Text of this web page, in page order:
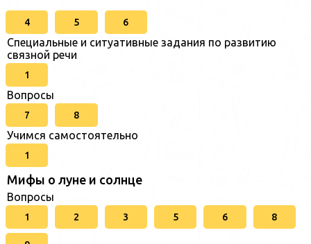
4 5 6
Специальные и ситуативные задания по развитию
связной речи
1
Вопросы
7 8
Учимся самостоятельно
1
Мифы о луне и солнце
Вопросы
1 2 3 5 6 8